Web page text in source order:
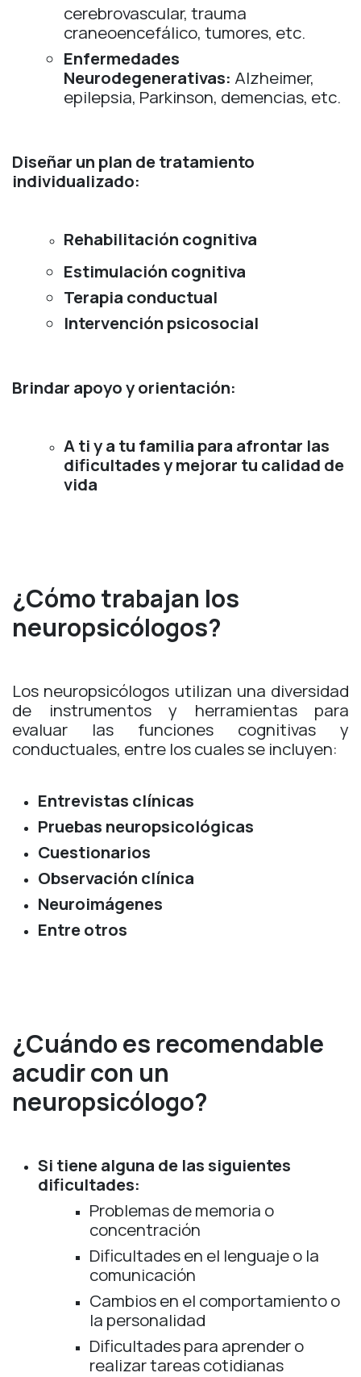
cerebrovascular, trauma
craneoencefálico, tumores, etc.
Enfermedades
Neurodegenerativas: Alzheimer,
epilepsia, Parkinson, demencias, etc.
Diseñar un plan de tratamiento
individualizado:
Rehabilitación cognitiva
Estimulación cognitiva
Terapia conductual
Intervención psicosocial
Brindar apoyo y orientación:
A ti y a tu familia para afrontar las
dificultades y mejorar tu calidad de
vida
¿Cómo trabajan los
neuropsicólogos?
Los neuropsicólogos utilizan una diversidad
de instrumentos y herramientas para
evaluar las funciones cognitivas y
conductuales, entre los cuales se incluyen:
Entrevistas clínicas
Pruebas neuropsicológicas
Cuestionarios
Observación clínica
Neuroimágenes
Entre otros
¿Cuándo es recomendable
acudir con un
neuropsicólogo?
Si tiene alguna de las siguientes
dificultades:
Problemas de memoria o
concentración
Dificultades en el lenguaje o la
comunicación
Cambios en el comportamiento o
la personalidad
Dificultades para aprender o
realizar tareas cotidianas